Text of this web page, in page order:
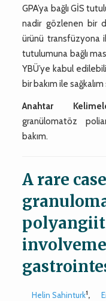
GPA’ya bağlı GİS
nadir gözlenen bir
ürünü transfüzyona
tutulumuna bağlı
YBÜ’ye kabul
bir bakım ile
Anahtar
granülomatöz
bakım.
A rare
Helin Sahinturk1,